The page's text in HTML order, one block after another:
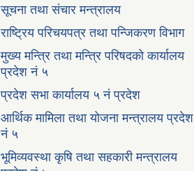
सूचना तथा संचार मन्त्रालय
राष्ट्रिय परिचयपत्र तथा पन्जिकरण विभाग
मुख्य मन्त्रि तथा मन्त्रि परिषदको कार्यालय
प्रदेश नं ५
प्रदेश सभा कार्यालय ५ नं प्रदेश
आर्थिक मामिला तथा योजना मन्त्रालय प्रदेश
नं ५
भूमिव्यवस्था कृषि तथा सहकारी मन्त्रालय